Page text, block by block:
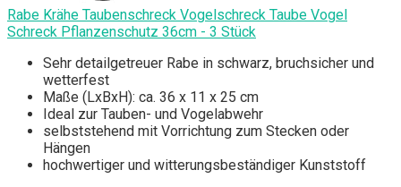
Rabe Krähe Taubenschreck Vogelschreck Taube Vogel
Schreck Pflanzenschutz 36cm - 3 Stück
Sehr detailgetreuer Rabe in schwarz, bruchsicher und
wetterfest
Maße (LxBxH): ca. 36 x 11 x 25 cm
Ideal zur Tauben- und Vogelabwehr
selbststehend mit Vorrichtung zum Stecken oder
Hängen
hochwertiger und witterungsbeständiger Kunststoff